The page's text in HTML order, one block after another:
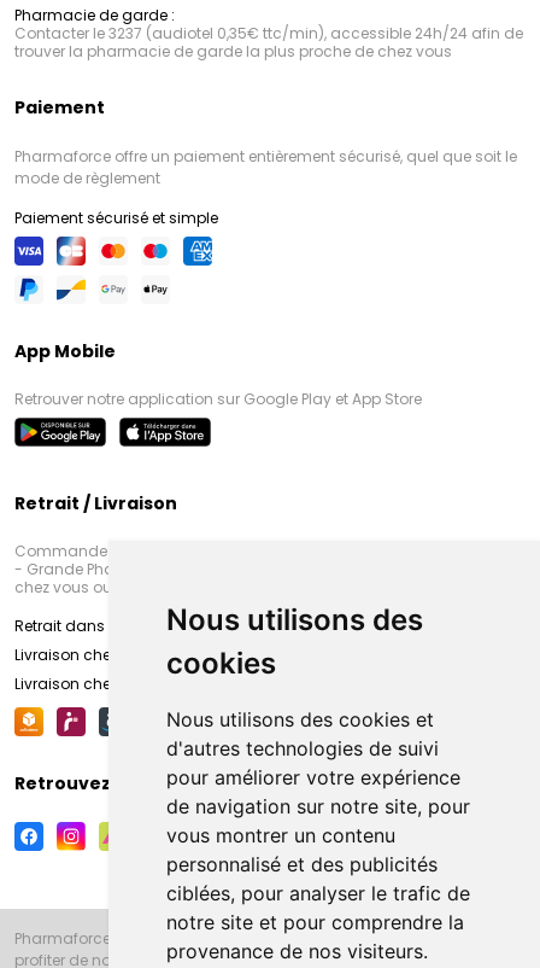
Nous utilisons des
cookies
Nous utilisons des cookies et
d'autres technologies de suivi
pour améliorer votre expérience
de navigation sur notre site, pour
vous montrer un contenu
personnalisé et des publicités
ciblées, pour analyser le trafic de
notre site et pour comprendre la
provenance de nos visiteurs.
Pharmacie de garde :
Contacter le 3237 (audiotel 0,35€ ttc/min), accessible 24h/24 afin de
trouver la pharmacie de garde la plus proche de chez vous
Paiement
Pharmaforce offre un paiement entièrement sécurisé, quel que soit le
mode de règlement
Paiement sécurisé et simple
App Mobile
Retrouver notre application sur Google Play et App Store
Retrait / Livraison
Commandez en ligne et venez chercher votre commande à Amiens
- Grande Pharmacie d’Amiens (Fachon) ou recevez-là rapidement
chez vous ou en point retrait
Retrait dans la pharmacie d’Amiens
Livraison chez vous
Livraison chez votre commerçant
Retrouvez-nous sur vos réseaux sociaux
Pharmaforce.fr et la Grande Pharmacie d’Amiens vous souhaitent de
profiter de notre accueil, de nos conseils pharmaceutiques,